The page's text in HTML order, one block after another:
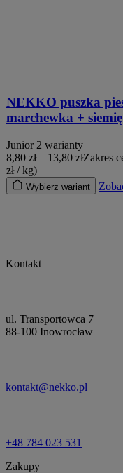
NEKKO puszka
marchewka +
Junior 2 warianty
8,80 zł – 13,80 złZakres
zł / kg)
Wybierz wariant
Kontakt
ul. Transportowca 7
88-100 Inowrocław
kontakt@nekko.pl
+48 784 023 531
Zakupy